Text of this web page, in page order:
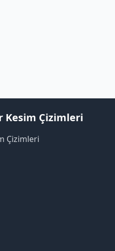
Kesim Çizimleri
Çizimleri